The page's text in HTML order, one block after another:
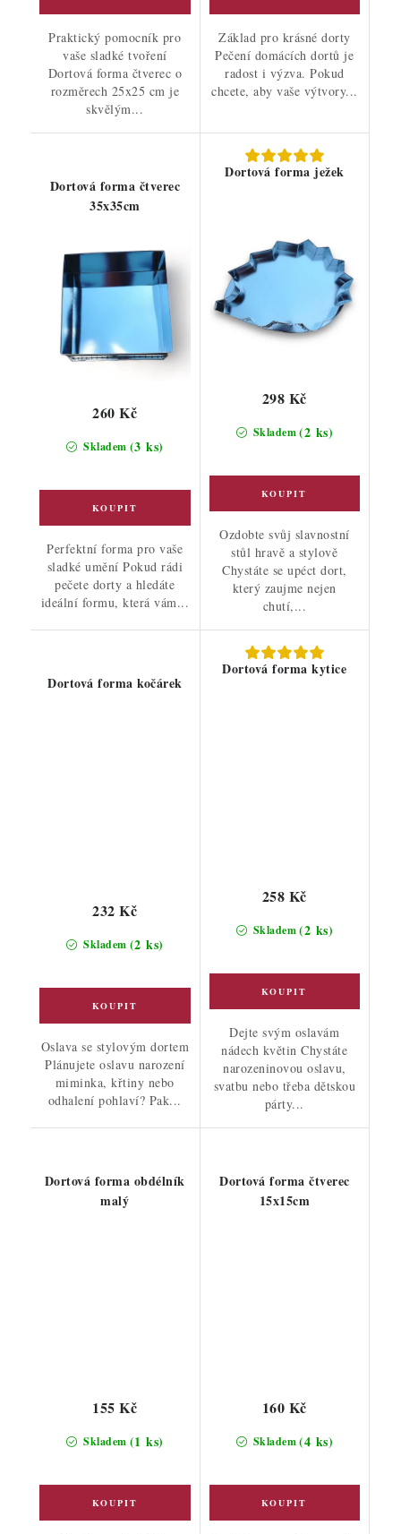
Praktický pomocník pro
vaše sladké tvoření
Dortová forma čtverec o
rozměrech 25x25 cm je
skvělým...
Základ pro krásné dorty
Pečení domácích dortů je
radost i výzva. Pokud
chcete, aby vaše výtvory...
Dortová forma čtverec
35x35cm
Skladem (3 ks)
260 Kč
Perfektní forma pro vaše
sladké umění Pokud rádi
pečete dorty a hledáte
ideální formu, která vám...
Dortová forma ježek
Skladem(2 ks)
298 Kč
Ozdobte svůj slavnostní
stůl hravě a stylově
Chystáte se upéct dort,
který zaujme nejen
chutí,...
Dortová forma kočárek
Skladem (2 ks)
232 Kč
Oslava se stylovým dortem
Plánujete oslavu narození
miminka, křtiny nebo
odhalení pohlaví? Pak...
Dortová forma kytice
Skladem(2 ks)
258 Kč
Dejte svým oslavám
nádech květin Chystáte
narozeninovou oslavu,
svatbu nebo třeba dětskou
párty...
Dortová forma obdélník
malý
Skladem (1 ks)
155 Kč
Dortová forma čtverec
15x15cm
Skladem(4 ks)
160 Kč